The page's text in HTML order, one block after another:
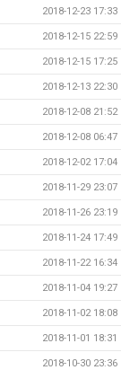
2018-12-23 17:33
2018-12-15 22:59
2018-12-15 17:25
2018-12-13 22:30
2018-12-08 21:52
2018-12-08 06:47
2018-12-02 17:04
2018-11-29 23:07
2018-11-26 23:19
2018-11-24 17:49
2018-11-22 16:34
2018-11-04 19:27
2018-11-02 18:08
2018-11-01 18:31
2018-10-30 23:36